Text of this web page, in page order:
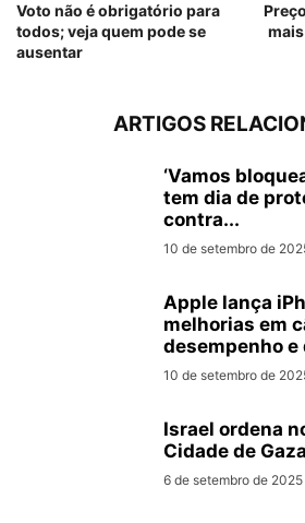
Voto não é obrigatório para
todos; veja quem pode se
ausentar
mais
ARTIGOS
‘Vamos
tem dia de
contra...
10 de setembro de
Apple lança
melhorias em
desempenho e
10 de setembro de
Israel ordena
Cidade de
6 de setembro de 2025